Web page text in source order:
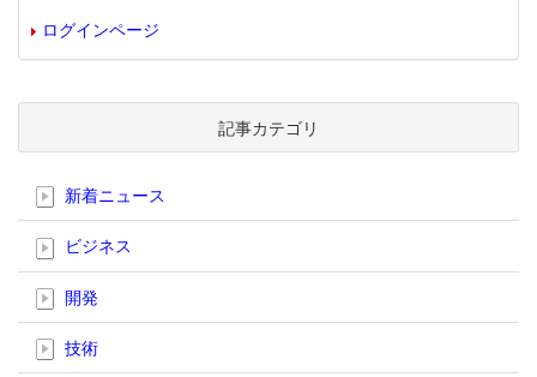
ログインページ
記事カテゴリ
新着ニュース
ビジネス
開発
技術